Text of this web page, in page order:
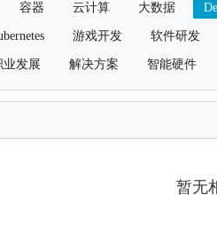
容器 云计算 大数据
游戏开发 软件研发
业发展 解决方案 智能硬件
暂无